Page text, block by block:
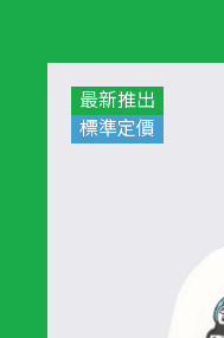
最新推出
標準定價